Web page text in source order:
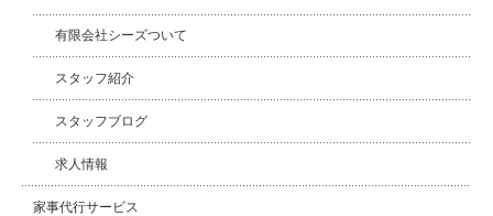
有限会社シーズついて
スタッフ紹介
スタッフブログ
求人情報
家事代行サービス